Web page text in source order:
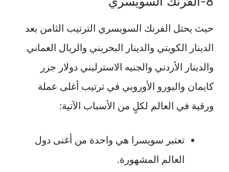
حيث يحتل الفرنك السويسري الترتيب الثامن بعد
الدينار الكويتي والدينار البحريني والريال العماني
والدينار الأردني والجنيه الاسترليني دولار جزر
كايمان واليورو الأوروبي في ترتيب أغلى عملة
ورقية في العالم لكلٍ من الأسباب الآتية:
تعتبر سويسرا هي واحدة من أغنى دول
العالم المشهورة.